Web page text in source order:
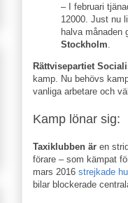
– I februari
12000. Just nu
halva månaden
Stockholm
Rättvisepartiet
kamp. Nu behövs
vanliga arbetare och
Kamp lönar sig:
Taxiklubben är en
förare – som kämpat
mars 2016 strejkade
bilar blockerade